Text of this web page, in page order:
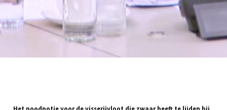
Het noodpotje voor de visserijvloot die zwaar heeft te lijden bij